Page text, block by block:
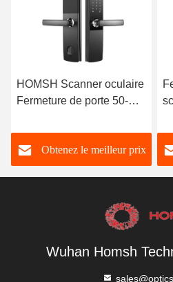
HOMSH Scanner oculaire
Fermeture de porte 50-
Couleur argentée
Obtenez le meilleur prix
Wuhan Homsh